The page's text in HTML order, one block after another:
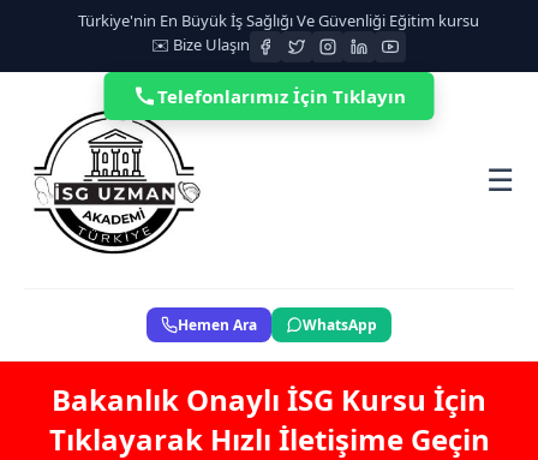
Türkiye'nin En Büyük İş Sağlığı Ve Güvenliği Eğitim kursu
✉️ Bize Ulaşın
☰
Hemen Ara WhatsApp
Bakanlık Onaylı İSG Kursu İçin
Tıklayarak Hızlı İletişime Geçin
Telefonlarımız İçin Tıklayın